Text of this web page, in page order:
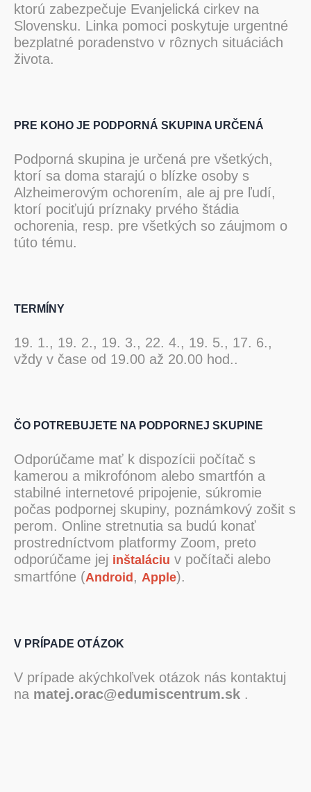
ktorú zabezpečuje Evanjelická cirkev na
Slovensku. Linka pomoci poskytuje urgentné
bezplatné poradenstvo v rôznych situáciách
života.
PRE KOHO JE PODPORNÁ SKUPINA URČENÁ
Podporná skupina je určená pre všetkých,
ktorí sa doma starajú o blízke osoby s
Alzheimerovým ochorením, ale aj pre ľudí,
ktorí pociťujú príznaky prvého štádia
ochorenia, resp. pre všetkých so záujmom o
túto tému.
TERMÍNY
19. 1., 19. 2., 19. 3., 22. 4., 19. 5., 17. 6.,
vždy v čase od 19.00 až 20.00 hod..
ČO POTREBUJETE NA PODPORNEJ SKUPINE
Odporúčame mať k dispozícii počítač s
kamerou a mikrofónom alebo smartfón a
stabilné internetové pripojenie, súkromie
počas podpornej skupiny, poznámkový zošit s
perom. Online stretnutia sa budú konať
prostredníctvom platformy Zoom, preto
odporúčame jej inštaláciu v počítači alebo
smartfóne (Android, Apple).
V PRÍPADE OTÁZOK
V prípade akýchkoľvek otázok nás kontaktuj
na matej.orac@edumiscentrum.sk.